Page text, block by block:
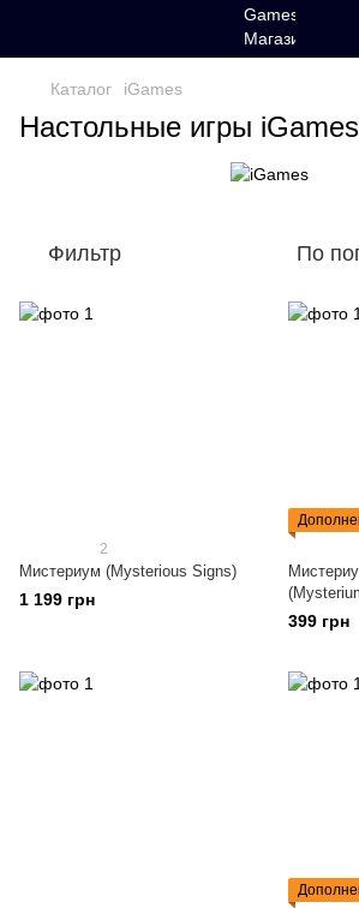
Каталог iGames
Настольные игры iGames
Фильтр По
2
Мистериум (Mysterious Signs)
1 199 грн
399 грн